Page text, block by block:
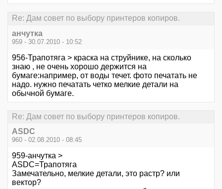
Re: Дам совет по выбору принтеров копиров.
анчутка
959 - 30.07.2010 - 10:52
956-Трапотяга > краска на струйнике, на сколько
знаю , не очень хорошо держится на
бумаге:например, от воды течет. фото печатать не
надо. нужно печатать четко мелкие детали на
обычной бумаге.
Re: Дам совет по выбору принтеров копиров.
ASDC
960 - 02.08.2010 - 08:45
959-анчутка >
ASDC=Трапотяга
Замечательно, мелкие детали, это растр? или
вектор?